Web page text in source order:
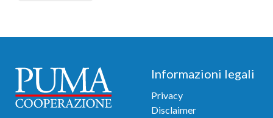
Informazioni legali
Privacy
Disclaimer